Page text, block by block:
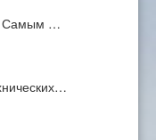
Самым …